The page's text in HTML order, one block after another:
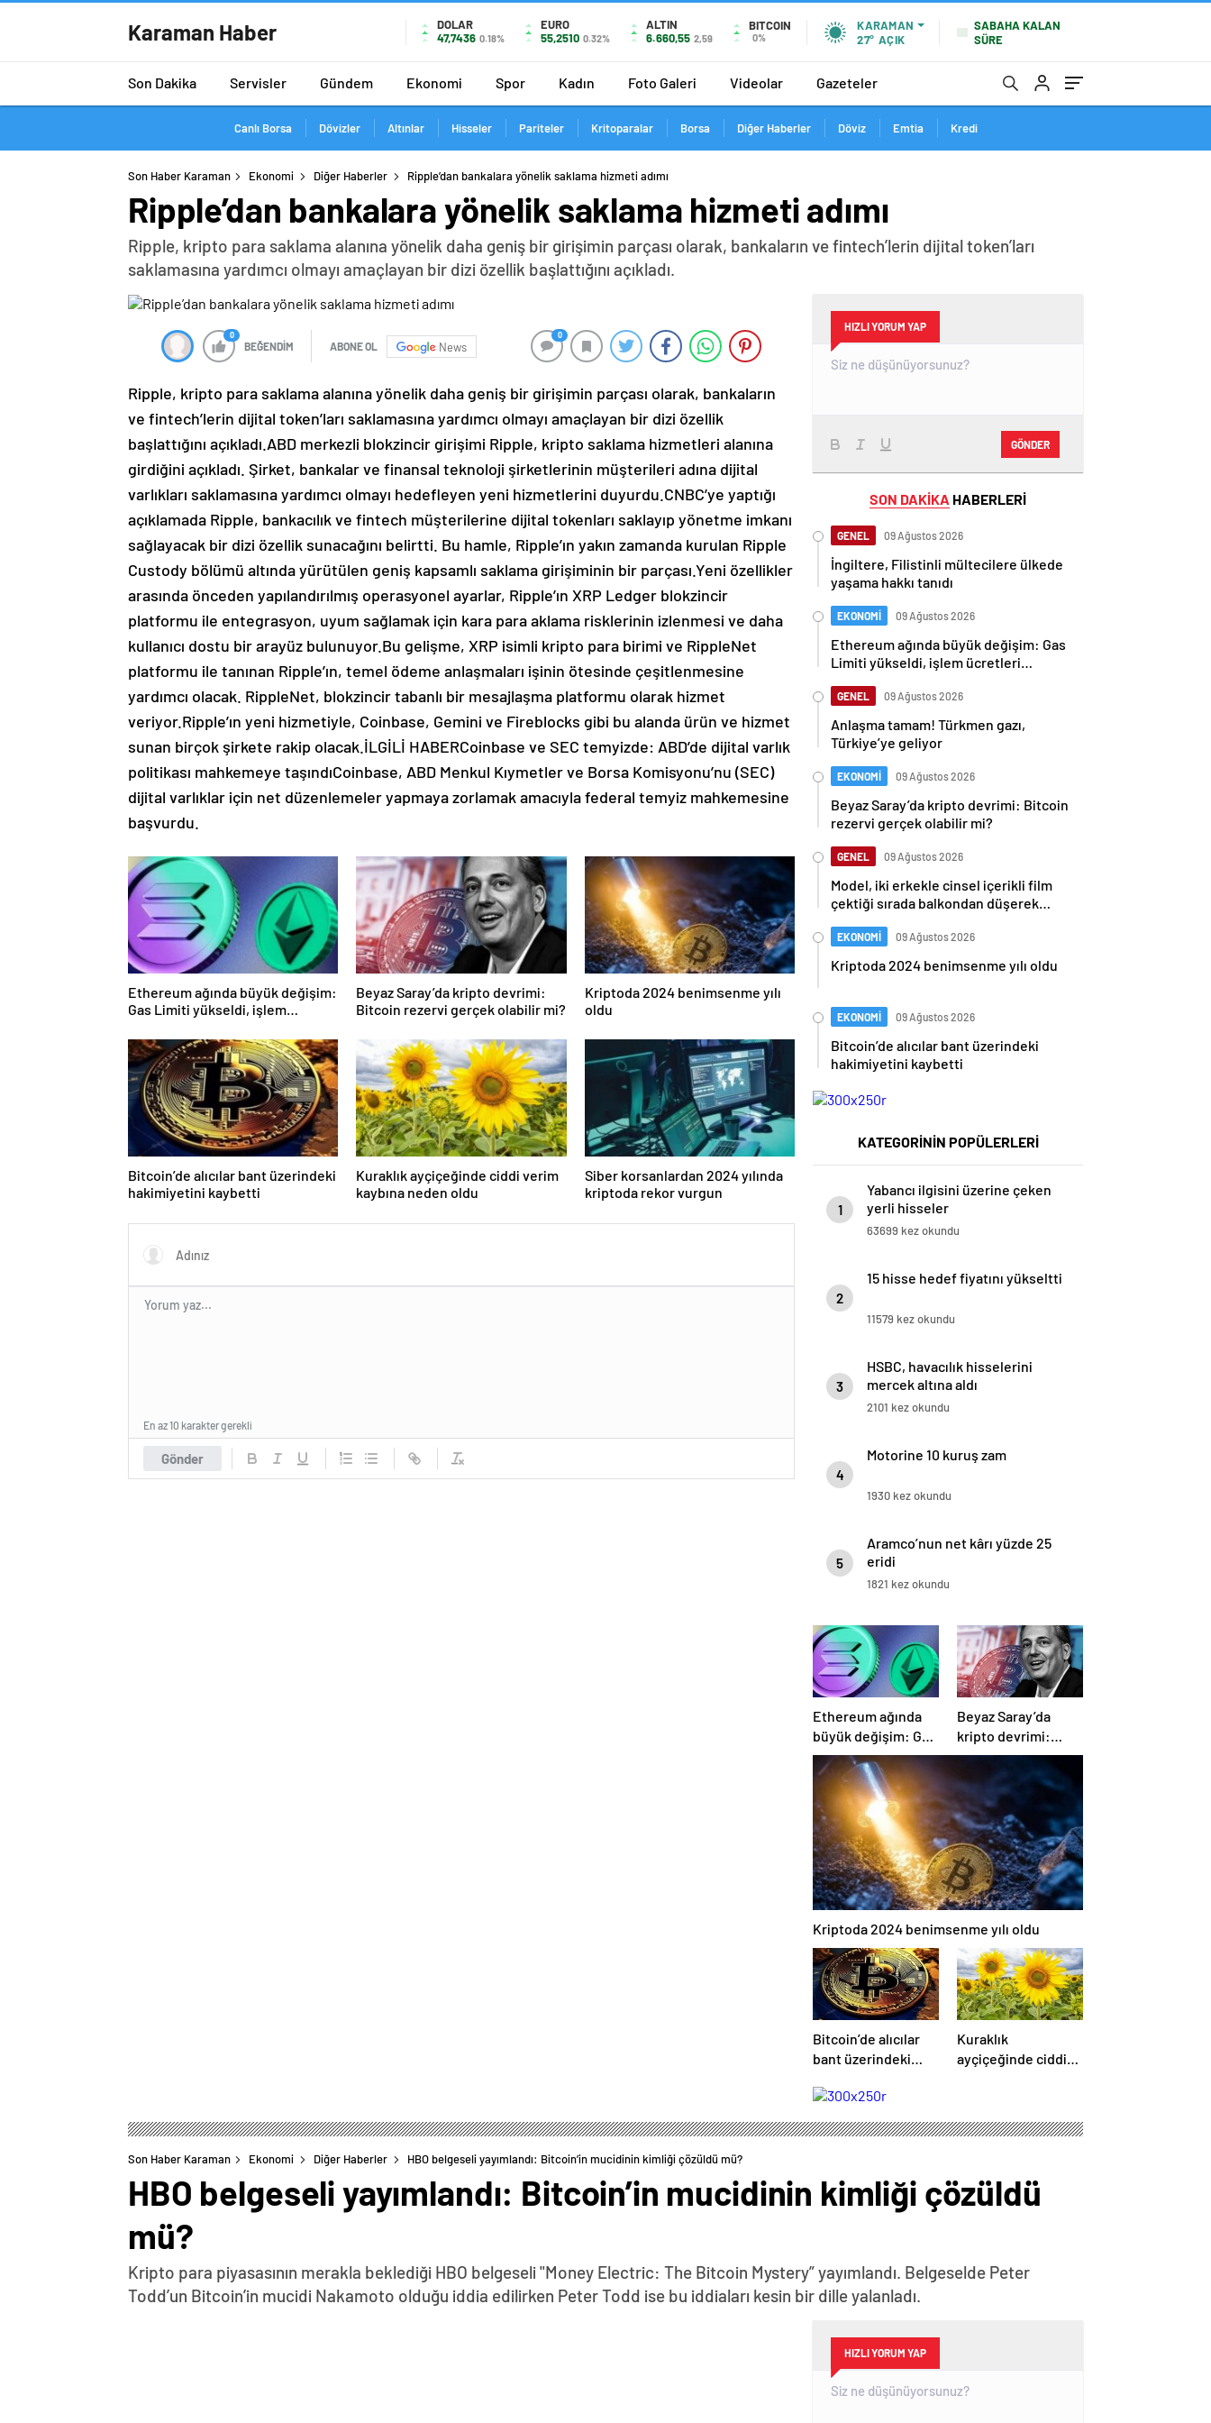
Karaman Haber
DOLAR
47,7436 0.18%
EURO
55,2510 0.32%
ALTIN
6.660,55 2,59
BITCOIN
0%
KARAMAN
27° AÇIK
SABAHA KALAN
SÜRE
Son Dakika Servisler Gündem Ekonomi Spor Kadın Foto Galeri Videolar Gazeteler
Canlı Borsa Dövizler Altınlar Hisseler Pariteler Kritoparalar Borsa Diğer Haberler Döviz Emtia Kredi
Son Haber Karaman Ekonomi Diğer Haberler Ripple’dan bankalara yönelik saklama hizmeti adımı
Ripple’dan bankalara yönelik saklama hizmeti adımı
Ripple, kripto para saklama alanına yönelik daha geniş bir girişimin parçası olarak, bankaların ve fintech’lerin dijital token’ları
saklamasına yardımcı olmayı amaçlayan bir dizi özellik başlattığını açıkladı.
0
BEĞENDİM ABONE OL News
0
Ripple, kripto para saklama alanına yönelik daha geniş bir girişimin parçası olarak, bankaların
ve fintech’lerin dijital token’ları saklamasına yardımcı olmayı amaçlayan bir dizi özellik
başlattığını açıkladı.ABD merkezli blokzincir girişimi Ripple, kripto saklama hizmetleri alanına
girdiğini açıkladı. Şirket, bankalar ve finansal teknoloji şirketlerinin müşterileri adına dijital
varlıkları saklamasına yardımcı olmayı hedefleyen yeni hizmetlerini duyurdu.CNBC’ye yaptığı
açıklamada Ripple, bankacılık ve fintech müşterilerine dijital tokenları saklayıp yönetme imkanı
sağlayacak bir dizi özellik sunacağını belirtti. Bu hamle, Ripple’ın yakın zamanda kurulan Ripple
Custody bölümü altında yürütülen geniş kapsamlı saklama girişiminin bir parçası.Yeni özellikler
arasında önceden yapılandırılmış operasyonel ayarlar, Ripple’ın XRP Ledger blokzincir
platformu ile entegrasyon, uyum sağlamak için kara para aklama risklerinin izlenmesi ve daha
kullanıcı dostu bir arayüz bulunuyor.Bu gelişme, XRP isimli kripto para birimi ve RippleNet
platformu ile tanınan Ripple’ın, temel ödeme anlaşmaları işinin ötesinde çeşitlenmesine
yardımcı olacak. RippleNet, blokzincir tabanlı bir mesajlaşma platformu olarak hizmet
veriyor.Ripple’ın yeni hizmetiyle, Coinbase, Gemini ve Fireblocks gibi bu alanda ürün ve hizmet
sunan birçok şirkete rakip olacak.İLGİLİ HABERCoinbase ve SEC temyizde: ABD’de dijital varlık
politikası mahkemeye taşındıCoinbase, ABD Menkul Kıymetler ve Borsa Komisyonu’nu (SEC)
dijital varlıklar için net düzenlemeler yapmaya zorlamak amacıyla federal temyiz mahkemesine
başvurdu.
Ethereum ağında büyük değişim:
Gas Limiti yükseldi, işlem
Beyaz Saray’da kripto devrimi:
Bitcoin rezervi gerçek olabilir mi?
Kriptoda 2024 benimsenme yılı
oldu
Bitcoin’de alıcılar bant üzerindeki
hakimiyetini kaybetti
Kuraklık ayçiçeğinde ciddi verim
kaybına neden oldu
Siber korsanlardan 2024 yılında
kriptoda rekor vurgun
Gönder
En az 10 karakter gerekli
HIZLI YORUM YAP
GÖNDER
SON DAKİKA HABERLERİ
GENEL 09 Ağustos 2026
İngiltere, Filistinli mültecilere ülkede
yaşama hakkı tanıdı
EKONOMİ 09 Ağustos 2026
Ethereum ağında büyük değişim: Gas
Limiti yükseldi, işlem ücretleri
GENEL 09 Ağustos 2026
Anlaşma tamam! Türkmen gazı,
Türkiye’ye geliyor
EKONOMİ 09 Ağustos 2026
Beyaz Saray’da kripto devrimi: Bitcoin
rezervi gerçek olabilir mi?
GENEL 09 Ağustos 2026
Model, iki erkekle cinsel içerikli film
çektiği sırada balkondan düşerek
EKONOMİ 09 Ağustos 2026
Kriptoda 2024 benimsenme yılı oldu
EKONOMİ 09 Ağustos 2026
Bitcoin’de alıcılar bant üzerindeki
hakimiyetini kaybetti
KATEGORİNİN POPÜLERLERİ
1
Yabancı ilgisini üzerine çeken
yerli hisseler
63699 kez okundu
2
15 hisse hedef fiyatını yükseltti
11579 kez okundu
3
HSBC, havacılık hisselerini
mercek altına aldı
2101 kez okundu
4
Motorine 10 kuruş zam
1930 kez okundu
5
Aramco’nun net kârı yüzde 25
eridi
1821 kez okundu
Ethereum ağında
büyük değişim: Gas
Limiti yükseldi,
işlem ücretleri
düşebilir mi?
Beyaz Saray’da
kripto devrimi:
Bitcoin rezervi
gerçek olabilir mi?
Kriptoda 2024 benimsenme yılı oldu
Bitcoin’de alıcılar
bant üzerindeki
kaybetti
Kuraklık
ayçiçeğinde ciddi
Son Haber Karaman Ekonomi Diğer Haberler HBO belgeseli yayımlandı: Bitcoin’in mucidinin kimliği çözüldü mü?
HBO belgeseli yayımlandı: Bitcoin’in mucidinin kimliği çözüldü
mü?
Kripto para piyasasının merakla beklediği HBO belgeseli "Money Electric: The Bitcoin Mystery” yayımlandı. Belgeselde Peter
Todd’un Bitcoin’in mucidi Nakamoto olduğu iddia edilirken Peter Todd ise bu iddiaları kesin bir dille yalanladı.
HIZLI YORUM YAP